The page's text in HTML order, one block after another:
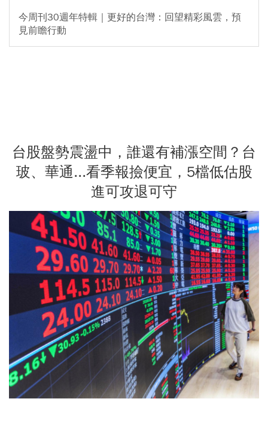
今周刊30週年特輯｜更好的台灣：回望精彩風雲，預
見前瞻行動
台股盤勢震盪中，誰還有補漲空間？台
玻、華通...看季報撿便宜，5檔低估股
進可攻退可守